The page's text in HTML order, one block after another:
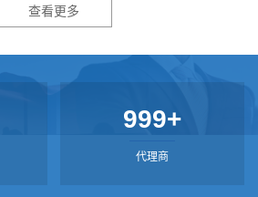
查看更多
999+
代理商